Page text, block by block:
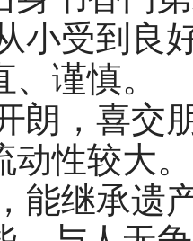
小受到良
谨慎。
朗，喜交
性较大。
能继承遗